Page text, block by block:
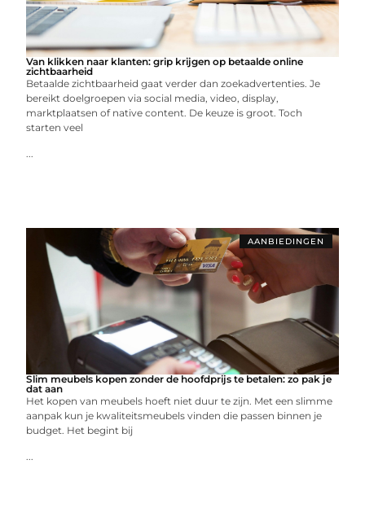
Van klikken naar klanten: grip krijgen op betaalde online
zichtbaarheid
Betaalde zichtbaarheid gaat verder dan zoekadvertenties. Je
bereikt doelgroepen via social media, video, display,
marktplaatsen of native content. De keuze is groot. Toch
starten veel
...
AANBIEDINGEN
Slim meubels kopen zonder de hoofdprijs te betalen: zo pak je
dat aan
Het kopen van meubels hoeft niet duur te zijn. Met een slimme
aanpak kun je kwaliteitsmeubels vinden die passen binnen je
budget. Het begint bij
...